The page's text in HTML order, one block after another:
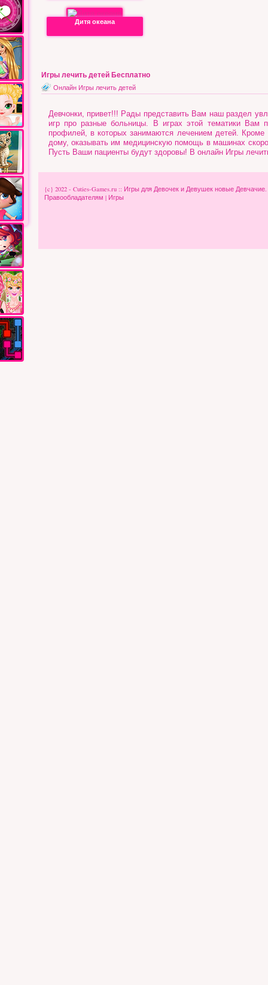
Дитя океана
Игры лечить детей Бесплатно
Онлайн Игры лечить детей
Девчонки, привет!!! Рады представить Вам наш раздел
игр про разные больницы. В играх этой тематики Вам
профилей, в которых занимаются лечением детей.
дому, оказывать им медицинскую помощь в машинах
Пусть Ваши пациенты будут здоровы! В онлайн Игры
{c} 2022 - Cuties-Games.ru :: Игры для Девочек и Девушек новые
Правообладателям | Игры